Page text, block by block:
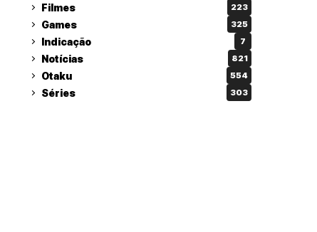
Filmes 223
Games 325
Indicação 7
Notícias 821
Otaku 554
Séries 303